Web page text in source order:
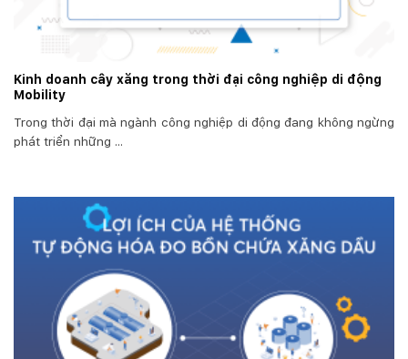
Kinh doanh cây xăng trong thời đại công nghiệp di động
Mobility
Trong thời đại mà ngành công nghiệp di động đang không ngừng
phát triển những ...